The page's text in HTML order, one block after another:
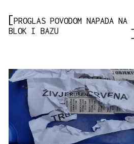
PROGLAS POVODOM NAPADA NA
BLOK I BAZU